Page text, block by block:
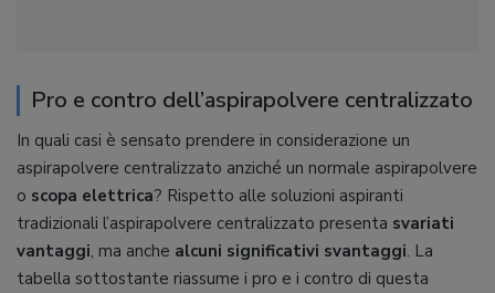
Pro e contro dell’aspirapolvere centralizzato
In quali casi è sensato prendere in considerazione un
aspirapolvere centralizzato anziché un normale aspirapolvere
o scopa elettrica? Rispetto alle soluzioni aspiranti
tradizionali l’aspirapolvere centralizzato presenta svariati
vantaggi, ma anche alcuni significativi svantaggi. La
tabella sottostante riassume i pro e i contro di questa